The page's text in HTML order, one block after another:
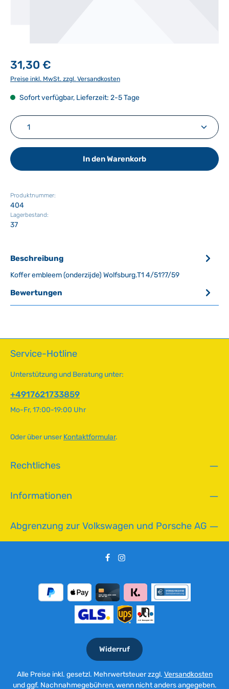
31,30 €
Preise inkl. MwSt. zzgl. Versandkosten
Sofort verfügbar, Lieferzeit: 2-5 Tage
Produkt Anzahl: Gib den gewünschten Wert ein
In den Warenkorb
Produktnummer:
404
Lagerbestand:
37
Beschreibung
Koffer embleem (onderzijde) Wolfsburg.T1 4/51?7/59
Bewertungen
Service-Hotline
Unterstützung und Beratung unter:
+4917621733859
Mo-Fr, 17:00-19:00 Uhr
Oder über unserKontaktformular.
Rechtliches
Informationen
Abgrenzung zur Volkswagen und Porsche AG
Widerruf
Alle Preise inkl. gesetzl. Mehrwertsteuer zzgl. Versandkosten
und ggf. Nachnahmegebühren, wenn nicht anders angegeben.